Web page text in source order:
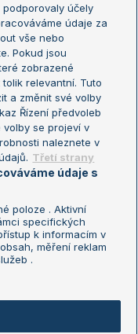
zpracování osobních
účely
údaje za
vše nebo
Pokud jsou
zobrazené
relevantní. Tuto
a změnit své volby
Řízení předvoleb
volby se projeví v
naleznete v
Třetí strany
údaje s
poloze . Aktivní
specifických
k informacím v
měření reklam
.